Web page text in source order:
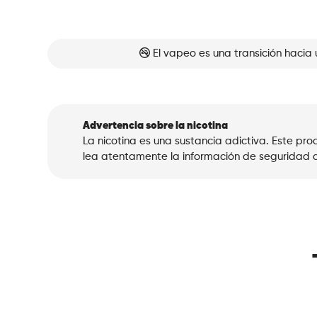
El vapeo es una transición
Advertencia sobre la nicotina
La nicotina es una sustancia adictiva. Este
lea atentamente la información de seguridad